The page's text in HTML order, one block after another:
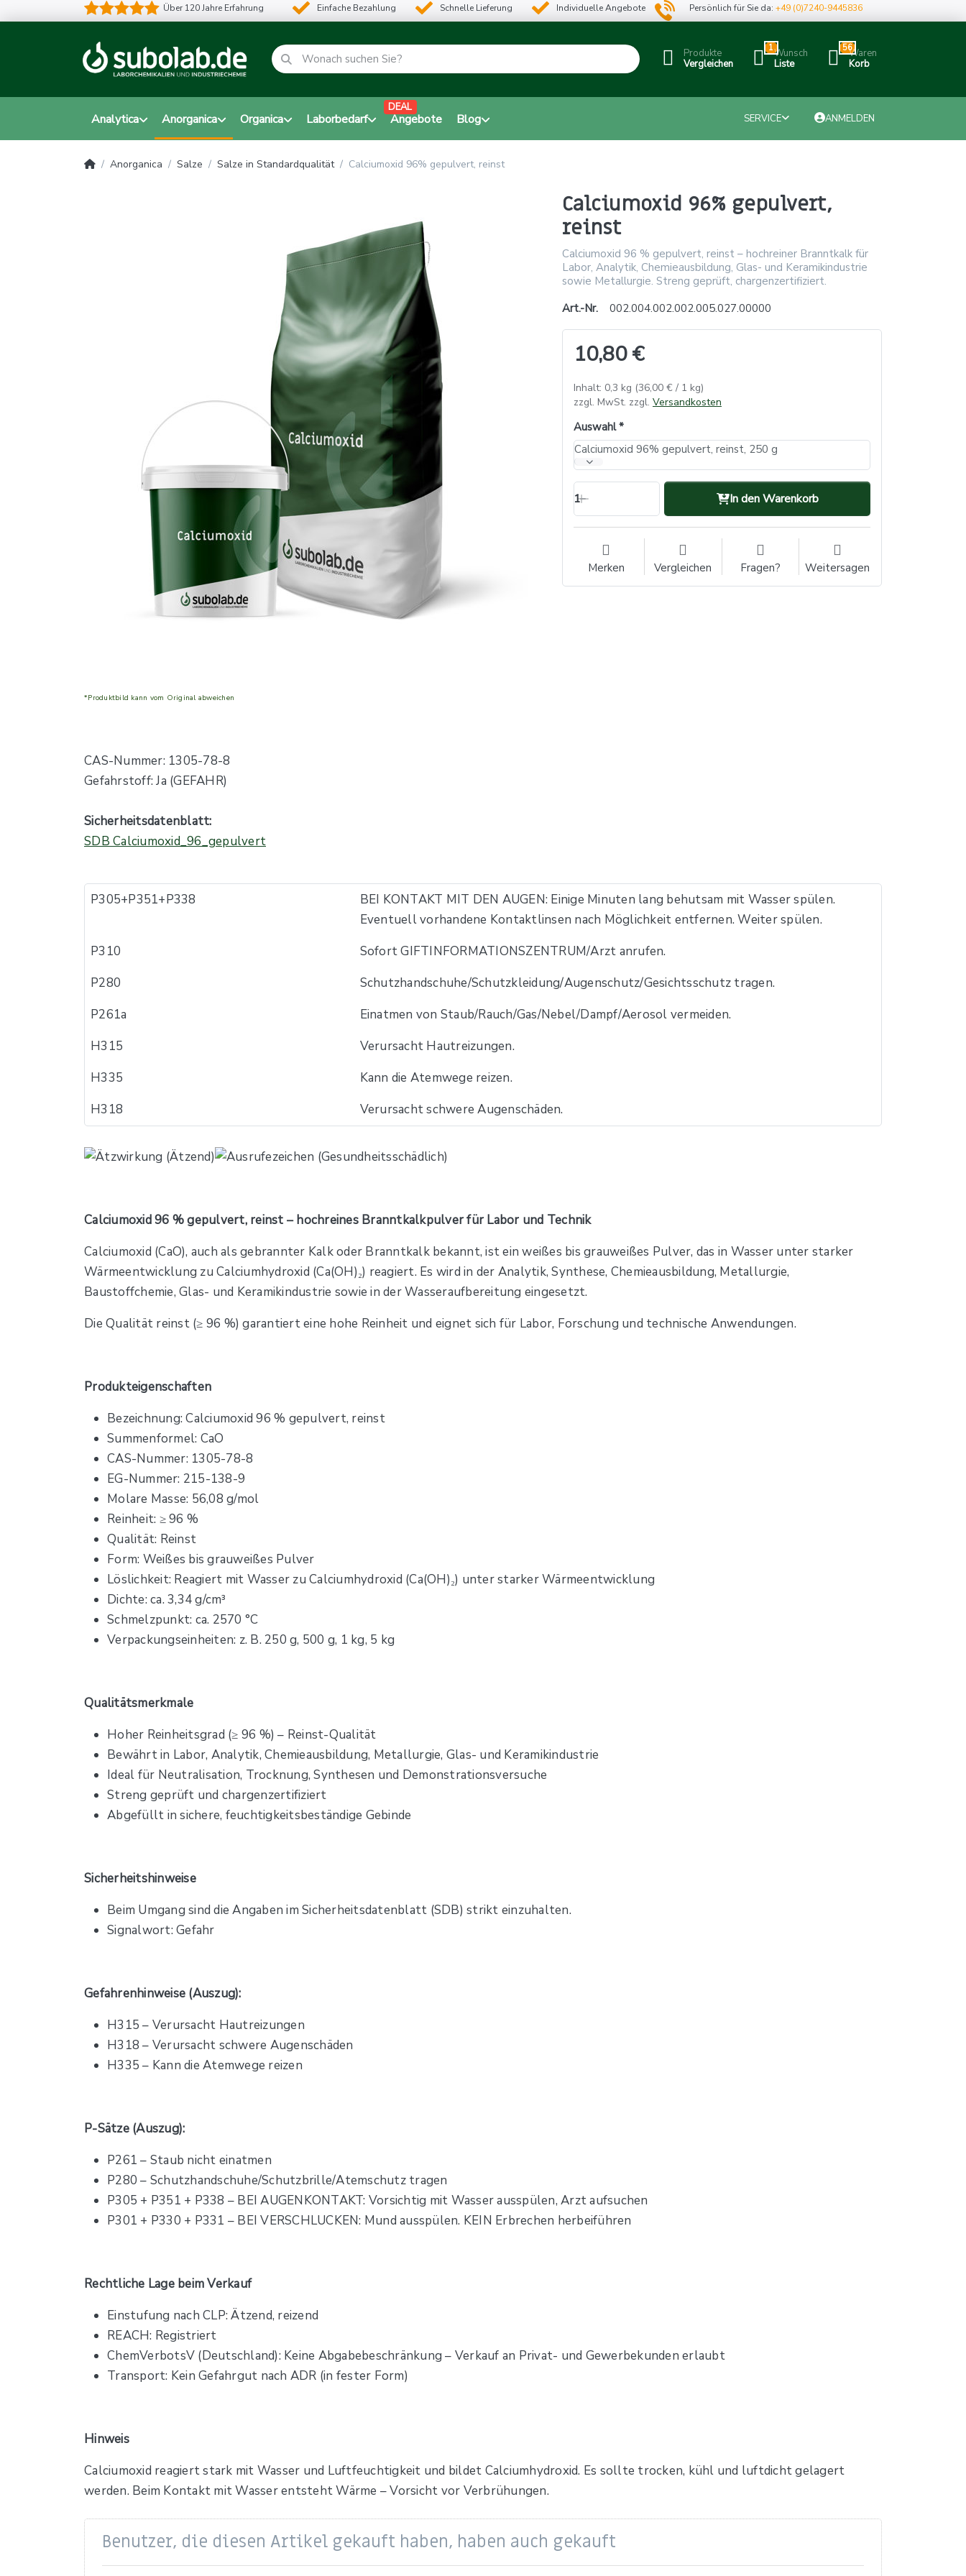
Über 120 Jahre Erfahrung Einfache Bezahlung Schnelle Lieferung Individuelle Angebote Persönlich für Sie da:+49 (0)7240-9445836
Produkte
Vergleichen
1Wunsch
Liste
56Waren
Korb
Analytica Anorganica Organica Laborbedarf Angebote
DEAL
Blog SERVICE ANMELDEN
Anorganica Salze Salze in Standardqualität Calciumoxid 96% gepulvert, reinst
Calciumoxid 96% gepulvert,
reinst
Calciumoxid 96 % gepulvert, reinst – hochreiner Branntkalk für
Labor, Analytik, Chemieausbildung, Glas- und Keramikindustrie
sowie Metallurgie. Streng geprüft, chargenzertifiziert.
Art.-Nr.
002.004.002.002.005.027.00000
10,80 €
Inhalt: 0,3 kg (36,00 € / 1 kg)
zzgl. MwSt. zzgl. Versandkosten
Auswahl
Calciumoxid 96% gepulvert, reinst, 250 g
1 In den Warenkorb
Merken Vergleichen Fragen? Weitersagen
*Produktbild kann vom Original abweichen
CAS-Nummer: 1305-78-8
Gefahrstoff: Ja (GEFAHR)
Sicherheitsdatenblatt:
SDB Calciumoxid_96_gepulvert
P305+P351+P338
BEI KONTAKT MIT DEN AUGEN: Einige Minuten lang behutsam mit Wasser spülen.
Eventuell vorhandene Kontaktlinsen nach Möglichkeit entfernen. Weiter spülen.
P310
Sofort GIFTINFORMATIONSZENTRUM/Arzt anrufen.
P280
Schutzhandschuhe/Schutzkleidung/Augenschutz/Gesichtsschutz tragen.
P261a
Einatmen von Staub/Rauch/Gas/Nebel/Dampf/Aerosol vermeiden.
H315
Verursacht Hautreizungen.
H335
Kann die Atemwege reizen.
H318
Verursacht schwere Augenschäden.
Calciumoxid 96 % gepulvert, reinst – hochreines Branntkalkpulver für Labor und Technik
Calciumoxid (CaO), auch als gebrannter Kalk oder Branntkalk bekannt, ist ein weißes bis grauweißes Pulver, das in Wasser unter starker
Wärmeentwicklung zu Calciumhydroxid (Ca(OH)₂) reagiert. Es wird in der Analytik, Synthese, Chemieausbildung, Metallurgie,
Baustoffchemie, Glas- und Keramikindustrie sowie in der Wasseraufbereitung eingesetzt.
Die Qualität reinst (≥ 96 %) garantiert eine hohe Reinheit und eignet sich für Labor, Forschung und technische Anwendungen.
Produkteigenschaften
Bezeichnung: Calciumoxid 96 % gepulvert, reinst
Summenformel: CaO
CAS-Nummer: 1305-78-8
EG-Nummer: 215-138-9
Molare Masse: 56,08 g/mol
Reinheit: ≥ 96 %
Qualität: Reinst
Form: Weißes bis grauweißes Pulver
Löslichkeit: Reagiert mit Wasser zu Calciumhydroxid (Ca(OH)₂) unter starker Wärmeentwicklung
Dichte: ca. 3,34 g/cm³
Schmelzpunkt: ca. 2570 °C
Verpackungseinheiten: z. B. 250 g, 500 g, 1 kg, 5 kg
Qualitätsmerkmale
Hoher Reinheitsgrad (≥ 96 %) – Reinst-Qualität
Bewährt in Labor, Analytik, Chemieausbildung, Metallurgie, Glas- und Keramikindustrie
Ideal für Neutralisation, Trocknung, Synthesen und Demonstrationsversuche
Streng geprüft und chargenzertifiziert
Abgefüllt in sichere, feuchtigkeitsbeständige Gebinde
Sicherheitshinweise
Beim Umgang sind die Angaben im Sicherheitsdatenblatt (SDB) strikt einzuhalten.
Signalwort: Gefahr
Gefahrenhinweise (Auszug):
H315 – Verursacht Hautreizungen
H318 – Verursacht schwere Augenschäden
H335 – Kann die Atemwege reizen
P-Sätze (Auszug):
P261 – Staub nicht einatmen
P280 – Schutzhandschuhe/Schutzbrille/Atemschutz tragen
P305 + P351 + P338 – BEI AUGENKONTAKT: Vorsichtig mit Wasser ausspülen, Arzt aufsuchen
P301 + P330 + P331 – BEI VERSCHLUCKEN: Mund ausspülen. KEIN Erbrechen herbeiführen
Rechtliche Lage beim Verkauf
Einstufung nach CLP: Ätzend, reizend
REACH: Registriert
ChemVerbotsV (Deutschland): Keine Abgabebeschränkung – Verkauf an Privat- und Gewerbekunden erlaubt
Transport: Kein Gefahrgut nach ADR (in fester Form)
Hinweis
Calciumoxid reagiert stark mit Wasser und Luftfeuchtigkeit und bildet Calciumhydroxid. Es sollte trocken, kühl und luftdicht gelagert
werden. Beim Kontakt mit Wasser entsteht Wärme – Vorsicht vor Verbrühungen.
Benutzer, die diesen Artikel gekauft haben, haben auch gekauft